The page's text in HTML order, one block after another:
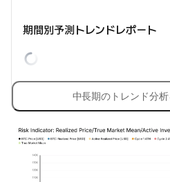
期間別予測トレンドレポート
中長期のトレンド分